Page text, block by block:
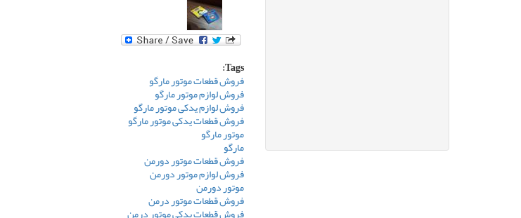
Tags:
فروش قطعات موتور مارگو
فروش لوازم موتور مارگو
فروش لوازم یدکی موتور مارگو
فروش قطعات یدکی موتور مارگو
موتور مارگو
مارگو
فروش قطعات موتور دورمن
فروش لوازم موتور دورمن
موتور دورمن
فروش قطعات موتور درمن
فروش قطعات یدکی موتور درمن